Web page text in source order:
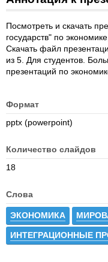
Посмотреть и скачать
государств" по
Скачать файл
из 5. Для студентов.
презентаций по
Формат
pptx (powerpoint)
Количество слайдов
18
Слова
ЭКОНОМИКА
ИНТЕГРАЦИОННЫЕ